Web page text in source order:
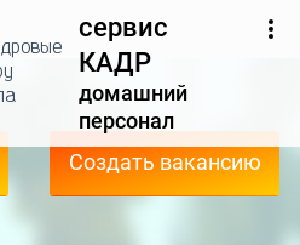
сервис
КАДР
домашний
персонал
Создать вакансию